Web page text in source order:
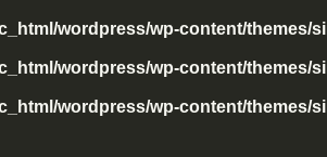
wordpress/wp-content/themes/
wordpress/wp-content/themes/
wordpress/wp-content/themes/